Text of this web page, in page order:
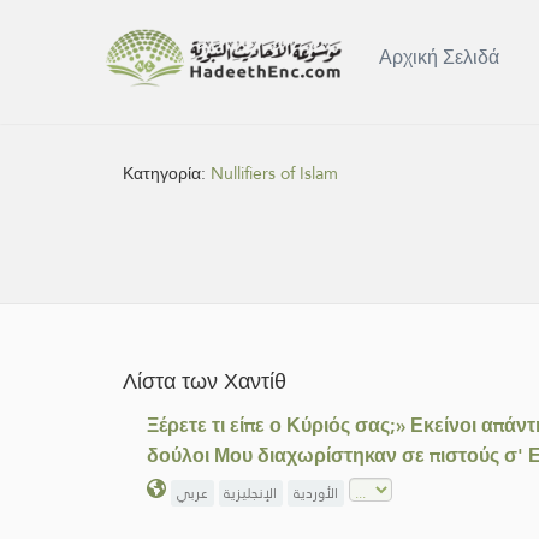
Αρχική Σελιδά
Κατηγορία: Nullifiers of Islam
Λίστα των Χαντίθ
Ξέρετε τι είπε ο Κύριός σας;» Εκείνοι
δούλοι Μου διαχωρίστηκαν σε πιστούς σ'
عربي الإنجليزية الأوردية